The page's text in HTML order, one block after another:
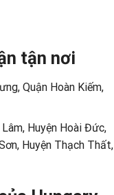
tận nơi
Quận Hoàn Kiếm,
Huyện Hoài Đức,
Huyện Thạch Thất,